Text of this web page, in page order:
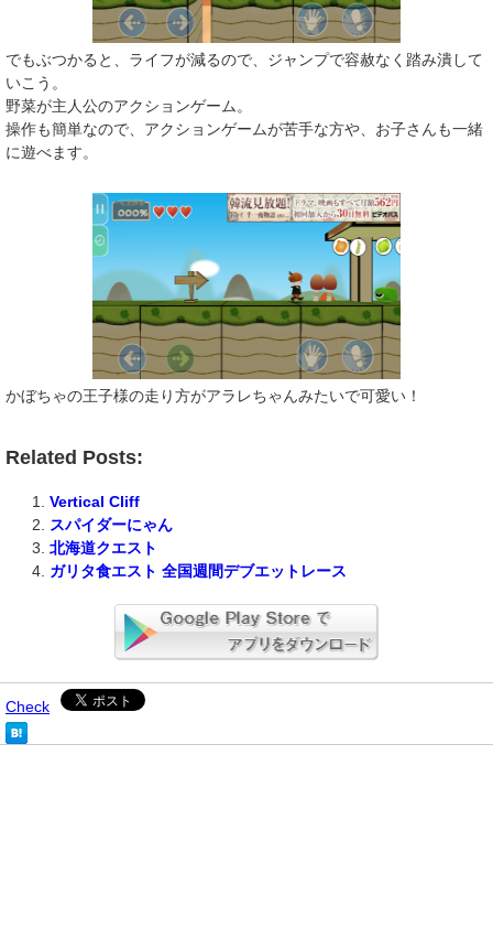
でもぶつかると、ライフが減るので、ジャンプで容赦なく踏み潰して
いこう。
野菜が主人公のアクションゲーム。
操作も簡単なので、アクションゲームが苦手な方や、お子さんも一緒
に遊べます。
かぼちゃの王子様の走り方がアラレちゃんみたいで可愛い！
Related Posts:
Vertical Cliff
スパイダーにゃん
北海道クエスト
ガリタ食エスト 全国週間デブエットレース
Check